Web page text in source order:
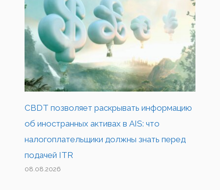
CBDT позволяет раскрывать информацию
об иностранных активах в AIS: что
налогоплательщики должны знать перед
подачей ITR
08.08.2026